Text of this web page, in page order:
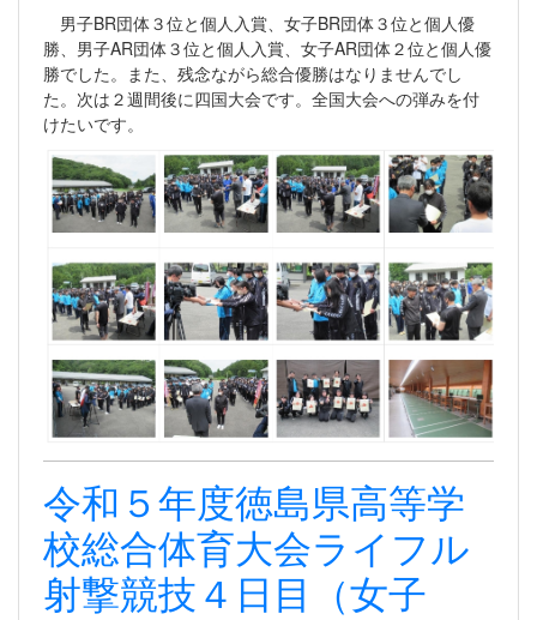
男子BR団体３位と個人入賞、女子BR団体３位と個人優
勝、男子AR団体３位と個人入賞、女子AR団体２位と個人優
勝でした。また、残念ながら総合優勝はなりませんでし
た。次は２週間後に四国大会です。全国大会への弾みを付
けたいです。
令和５年度徳島県高等学
校総合体育大会ライフル
射撃競技４日目（女子